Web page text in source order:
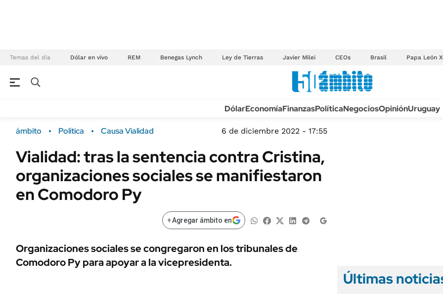
Temas del día Dólar en vivo REM Benegas Lynch Ley de Tierras Javier Milei CEOs Brasil Papa León
Campo
FINANZAS
Dólar
Sustentabilidad
Seguros
POLÍTICA
URUGUAY
TECNOLOGÍA
MÉXICO
MUNDO
INFORMACIÓN GENERAL
AUTOS
DólarEconomíaFinanzasPolíticaNegociosOpiniónUruguay
ámbito Política Causa Vialidad 6 de diciembre 2022 - 17:55
Vialidad: tras la sentencia contra Cristina,
organizaciones sociales se manifiestaron
en Comodoro Py
+Agregar ámbito en
Organizaciones sociales se congregaron en los tribunales de
Comodoro Py para apoyar a la vicepresidenta.
Últimas